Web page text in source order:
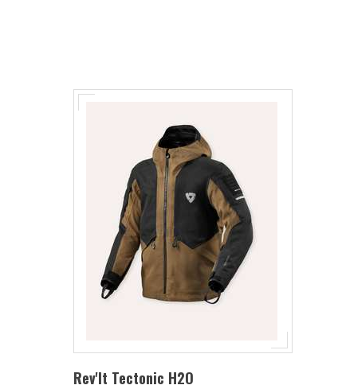
Rev'It Tectonic H2O